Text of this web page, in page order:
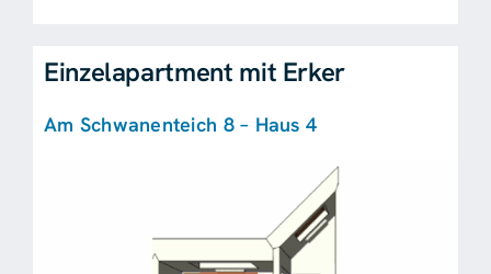
Einzelapartment mit Erker
Am Schwanenteich 8 – Haus 4